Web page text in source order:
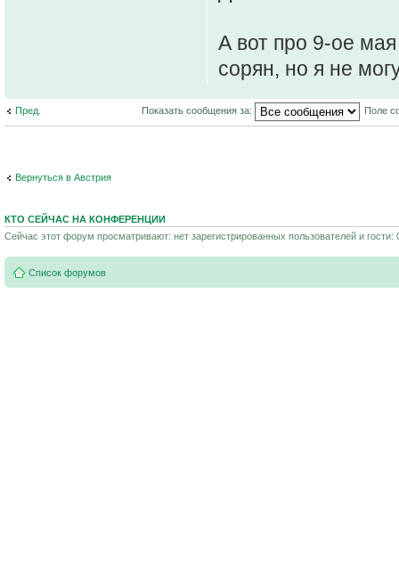
А вот про 9-ое
сорян, но я не
Пред. Показать сообщения за: Поле
Вернуться в Австрия
КТО СЕЙЧАС НА КОНФЕРЕНЦИИ
Сейчас этот форум просматривают: нет зарегистрированных пользователей и гости:
Список форумов